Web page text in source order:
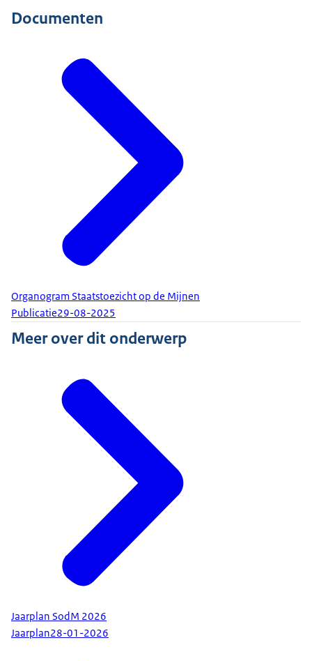
Documenten
Organogram Staatstoezicht op de Mijnen
Publicatie29-08-2025
Meer over dit onderwerp
Jaarplan SodM 2026
Jaarplan28-01-2026